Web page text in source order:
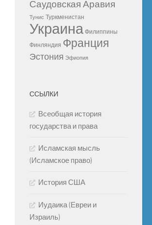
Саудовская Аравия
Тунис Туркменистан
Украина Филиппины
Финляндия Франция
Эстония Эфиопия
ССЫЛКИ
Всеобщая история
государства и права
Исламская мысль
(Исламское право)
История США
Иудаика (Евреи и
Израиль)